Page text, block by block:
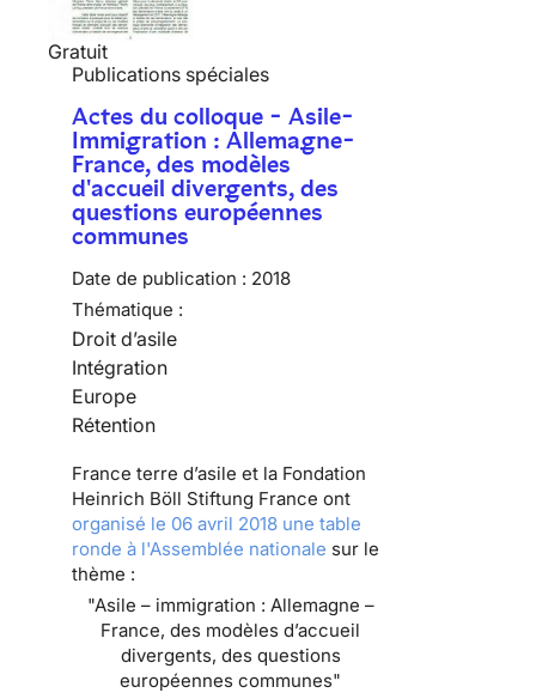
Gratuit
Publications spéciales
Actes du colloque - Asile-
Immigration : Allemagne-
France, des modèles
d'accueil divergents, des
questions européennes
communes
Date de publication : 2018
Thématique :
Droit d’asile
Intégration
Europe
Rétention
France terre d’asile et la Fondation
Heinrich Böll Stiftung France ont
organisé le 06 avril 2018 une table
ronde à l'Assemblée nationale sur le
thème :
"Asile – immigration : Allemagne –
France, des modèles d’accueil
divergents, des questions
européennes communes"